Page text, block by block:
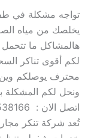
تواجه مشكلة في
يخلصك من مياه
هالمشاكل ما تتحمل
لكم أقوى تناكر
محترف يوصلكم وين
ونحل لكم المشكلة
تُعد شركة تنكر